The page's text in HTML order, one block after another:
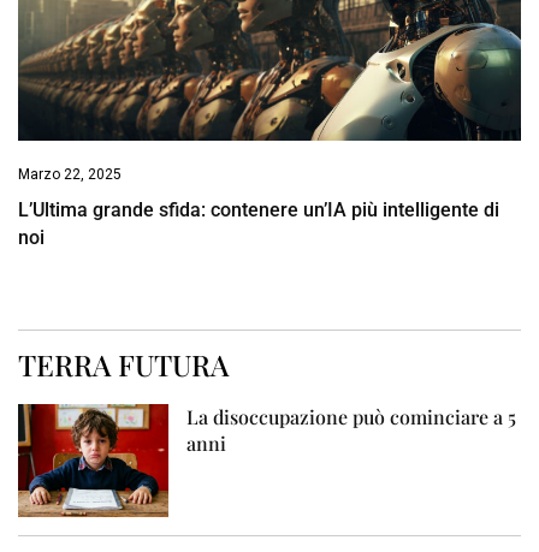
Marzo 22, 2025
L’Ultima grande sfida: contenere un’IA più intelligente di
noi
TERRA FUTURA
La disoccupazione può cominciare a 5
anni